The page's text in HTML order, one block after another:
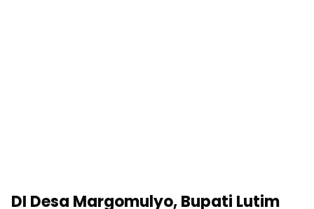
DI Desa Margomulyo, Bupati Lutim